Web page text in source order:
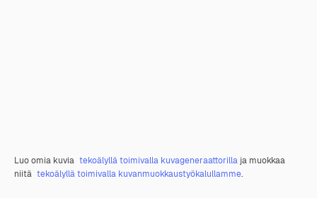
Luo omia kuvia tekoälyllä toimivalla kuvageneraattorilla ja muokkaa
niitä tekoälyllä toimivalla kuvanmuokkaustyökalullamme.